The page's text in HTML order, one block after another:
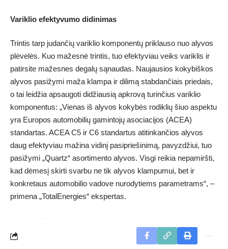
Variklio efektyvumo didinimas
Trintis tarp judančių variklio komponentų priklauso nuo alyvos
plėvelės. Kuo mažesnė trintis, tuo efektyviau veiks variklis ir
patirsite mažesnes degalų sąnaudas. Naujausios kokybiškos
alyvos pasižymi maža klampa ir dilimą stabdančiais priedais,
o tai leidžia apsaugoti didžiausią apkrovą turinčius variklio
komponentus: „Vienas iš alyvos kokybės rodiklių šiuo aspektu
yra Europos automobilių gamintojų asociacijos (ACEA)
standartas. ACEA C5 ir C6 standartus atitinkančios alyvos
daug efektyviau mažina vidinį pasipriešinimą, pavyzdžiui, tuo
pasižymi „Quartz“ asortimento alyvos. Visgi reikia nepamiršti,
kad dėmesį skirti svarbu ne tik alyvos klampumui, bet ir
konkretaus automobilio vadove nurodytiems parametrams“, –
primena „TotalEnergies“ ekspertas.